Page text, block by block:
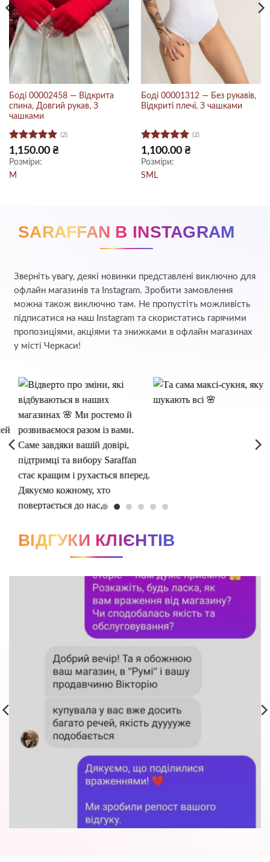
Боді 00002458 — Відкрита
спина, Довгий рукав, З
чашками
Оцінено в
5з 5
(2)
1,150.00 ₴
Розміри:
M
Боді 00001312 — Без рукавів,
Відкриті плечі, З чашками
Оцінено в
5з 5
(2)
1,100.00 ₴
Розміри:
S M L
SARAFFAN В INSTAGRAM
Зверніть увагу, деякі новинки представлені виключно для
офлайн магазинів та Instagram. Зробити замовлення
можна також виключно там. Не пропустіть можливість
підписатися на наш Instagram та скористатись гарячими
пропозиціями, акціями та знижками в офлайн магазинах
у місті Черкаси!
ВІДГУКИ КЛІЄНТІВ